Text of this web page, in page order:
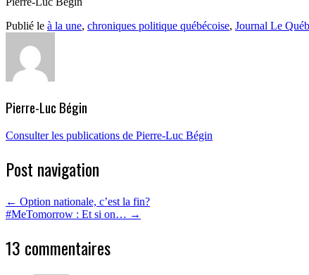
Publié le à la une, chroniques politique québécoise, Journal Le
Pierre-Luc Bégin
Consulter les publications de Pierre-Luc Bégin
Post navigation
← Option nationale, c’est la fin?
#MeTomorrow : Et si on… →
13 commentaires